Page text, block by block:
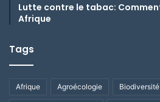
Lutte contre le tabac:
Afrique
Tags
Afrique Agroécologie Biodiversité